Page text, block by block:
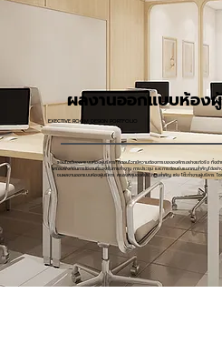
ผลงานออกแบบห้อง
EXECTIVE ROOM DESIGN PORTFOLIO
รวมไอเดียออกแบบห้องผู้บริหาร ที่ตอบโจทย์ความต้องการขององค์กรอย่างแท้จริง ทั้งด้า
พร้อมฟังก์ชันการใช้งานที่รองรับการทำงาน การประชุม และการต้อนรับแขกคนสำคัญได้อย่
ชมผลงานออกแบบห้องผู้บริหาร ครอบคลุมองค์ประกอบสำคัญ เช่น โต๊ะทำงานผู้บริหาร โ